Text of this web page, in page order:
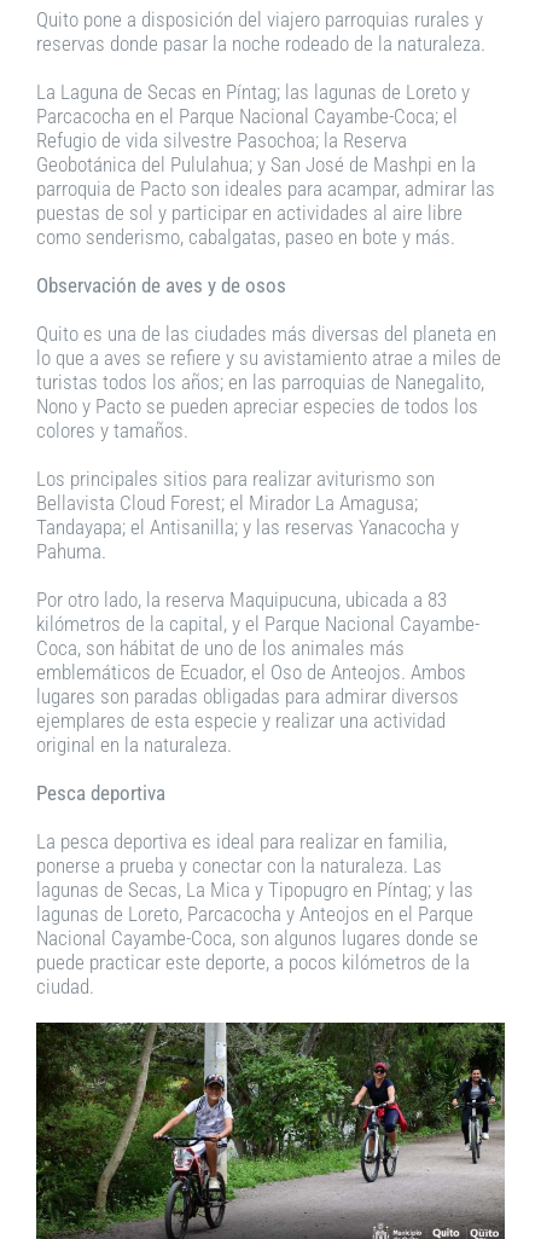
Quito pone a disposición del viajero parroquias rurales y
reservas donde pasar la noche rodeado de la naturaleza.
La Laguna de Secas en Píntag; las lagunas de Loreto y
Parcacocha en el Parque Nacional Cayambe-Coca; el
Refugio de vida silvestre Pasochoa; la Reserva
Geobotánica del Pululahua; y San José de Mashpi en la
parroquia de Pacto son ideales para acampar, admirar las
puestas de sol y participar en actividades al aire libre
como senderismo, cabalgatas, paseo en bote y más.
Observación de aves y de osos
Quito es una de las ciudades más diversas del planeta en
lo que a aves se refiere y su avistamiento atrae a miles de
turistas todos los años; en las parroquias de Nanegalito,
Nono y Pacto se pueden apreciar especies de todos los
colores y tamaños.
Los principales sitios para realizar aviturismo son
Bellavista Cloud Forest; el Mirador La Amagusa;
Tandayapa; el Antisanilla; y las reservas Yanacocha y
Pahuma.
Por otro lado, la reserva Maquipucuna, ubicada a 83
kilómetros de la capital, y el Parque Nacional Cayambe-
Coca, son hábitat de uno de los animales más
emblemáticos de Ecuador, el Oso de Anteojos. Ambos
lugares son paradas obligadas para admirar diversos
ejemplares de esta especie y realizar una actividad
original en la naturaleza.
Pesca deportiva
La pesca deportiva es ideal para realizar en familia,
ponerse a prueba y conectar con la naturaleza. Las
lagunas de Secas, La Mica y Tipopugro en Píntag; y las
lagunas de Loreto, Parcacocha y Anteojos en el Parque
Nacional Cayambe-Coca, son algunos lugares donde se
puede practicar este deporte, a pocos kilómetros de la
ciudad.